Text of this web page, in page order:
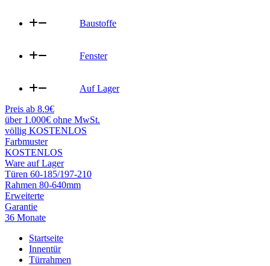
Baustoffe
Fenster
Auf Lager
Preis ab 8.9€
über 1.000€ ohne MwSt.
völlig KOSTENLOS
Farbmuster
KOSTENLOS
Ware auf Lager
Türen 60-185/197-210
Rahmen 80-640mm
Erweiterte
Garantie
36 Monate
Startseite
Innentür
Türrahmen